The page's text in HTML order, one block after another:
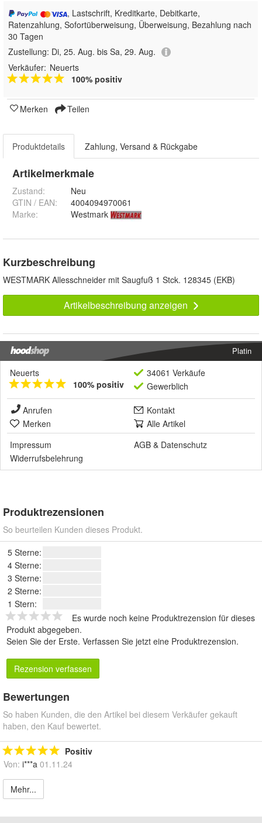
, Lastschrift, Kreditkarte, Debitkarte,
Ratenzahlung, Sofortüberweisung, Überweisung, Bezahlung nach
30 Tagen
Zustellung: Di, 25. Aug. bis Sa, 29. Aug.
Verkäufer: Neuerts
100% positiv
Merken Teilen
Produktdetails Zahlung, Versand & Rückgabe
Artikelmerkmale
Zustand:
Neu
GTIN / EAN:
4004094970061
Marke:
Westmark
Kurzbeschreibung
WESTMARK Allesschneider mit Saugfuß 1 Stck. 128345 (EKB)
Artikelbeschreibung anzeigen
Platin
Neuerts
100% positiv
34061 Verkäufe
Gewerblich
Anrufen
Kontakt
Merken
Alle Artikel
Impressum
AGB & Datenschutz
Widerrufsbelehrung
Produktrezensionen
So beurteilen Kunden dieses Produkt.
5 Sterne:
4 Sterne:
3 Sterne:
2 Sterne:
1 Stern:
Es wurde noch keine Produktrezension für dieses
Produkt abgegeben.
Seien Sie der Erste. Verfassen Sie jetzt eine Produktrezension.
Rezension verfassen
Bewertungen
So haben Kunden, die den Artikel bei diesem Verkäufer gekauft
haben, den Kauf bewertet.
Positiv
Von: i***a 01.11.24
Mehr...